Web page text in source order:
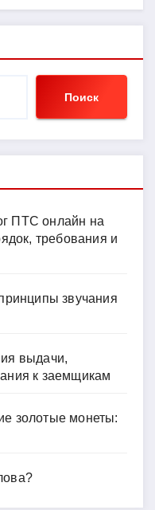
р
в
ть
Поиск
ПТС онлайн на
требования и
звучания
выдачи,
к заемщикам
золотые монеты: